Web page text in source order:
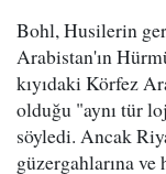
Bohl, Husilerin
Arabistan'ın
kıyıdaki Körfez
olduğu "aynı tür
söyledi. Ancak
güzergahlarına ve